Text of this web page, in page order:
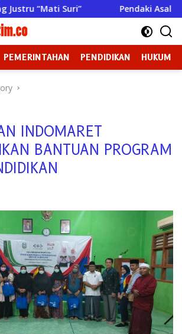
Suri” Pendaki Asal Sumenep
PEMERINTAHAN PENDIDIKAN HUKUM
INDOMARET
BANTUAN PROGRAM